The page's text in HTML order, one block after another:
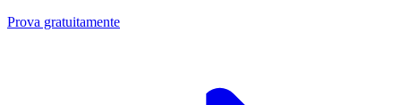
Prova gratuitamente